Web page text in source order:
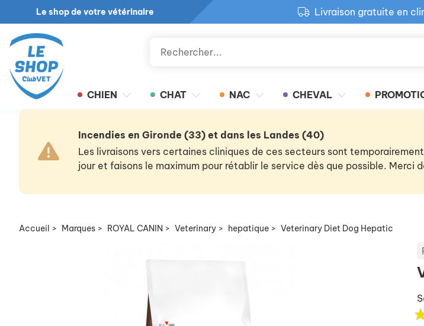
Le shop de votre vétérinaire
Livraison gratuite en
Retour produit
CHIEN CHAT NAC CHEVAL
Incendies en Gironde (33) et dans les Landes (40)
Les livraisons vers certaines cliniques de ces secteurs sont
jour et faisons le maximum pour rétablir le service dès que possible. Merci
Accueil > Marques > ROYAL CANIN > Veterinary > hepatique > Veterinary Diet Dog Hepatic